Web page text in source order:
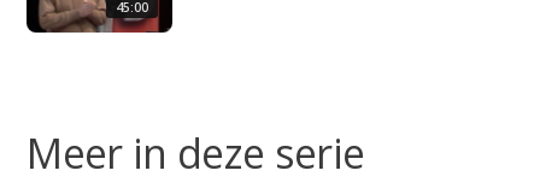
45:00
Meer in deze serie